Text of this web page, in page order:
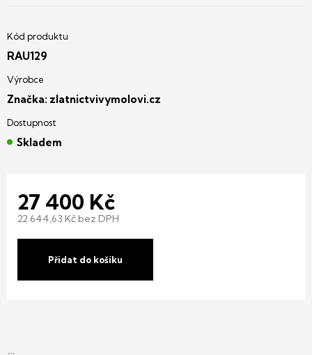
27 400 Kč
22 644,63 Kč bez DPH
Přidat do košíku
RAU129
Značka: zlatnictvivymolovi.cz
Skladem